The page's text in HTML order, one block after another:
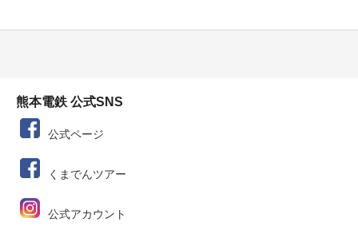
熊本電鉄 公式SNS
公式ページ
くまでんツアー
公式アカウント